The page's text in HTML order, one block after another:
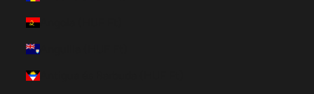
Angola (HUF Ft)
Antigua és Barbuda (HUF Ft)